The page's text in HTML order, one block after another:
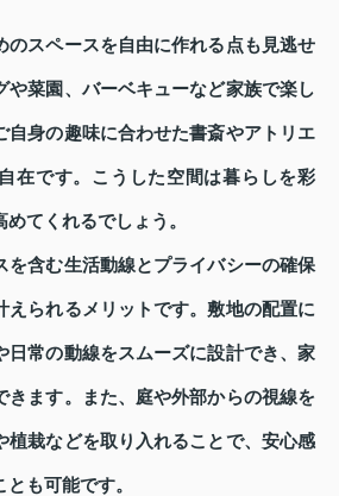
のスペースを自由に作れる点も見逃せ
や菜園、バーベキューなど家族で楽し
自身の趣味に合わせた書斎やアトリエ
在です。こうした空間は暮らしを彩
てくれるでしょう。
を含む生活動線とプライバシーの確保
えられるメリットです。敷地の配置に
日常の動線をスムーズに設計でき、家
きます。また、庭や外部からの視線を
植栽などを取り入れることで、安心感
も可能です。